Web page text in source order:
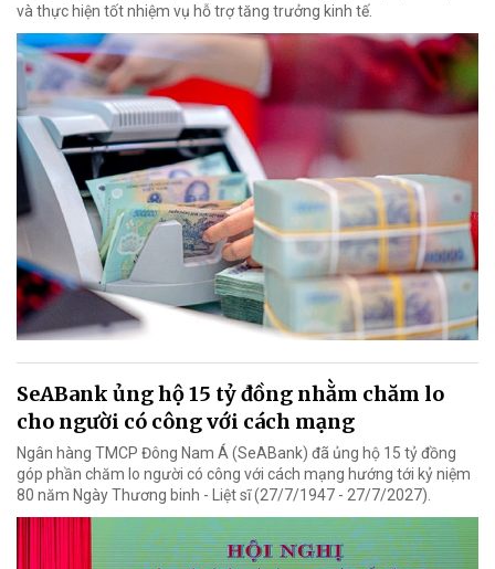
và thực hiện tốt nhiệm vụ hỗ trợ tăng trưởng kinh tế.
SeABank ủng hộ 15 tỷ đồng nhằm chăm lo
cho người có công với cách mạng
Ngân hàng TMCP Đông Nam Á (SeABank) đã ủng hộ 15 tỷ đồng
góp phần chăm lo người có công với cách mạng hướng tới kỷ niệm
80 năm Ngày Thương binh - Liệt sĩ (27/7/1947 - 27/7/2027).